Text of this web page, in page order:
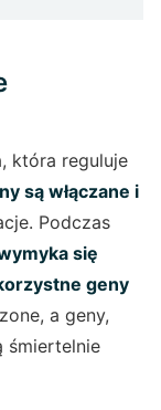
która reguluje
są włączane i
Podczas
się
geny
a geny,
śmiertelnie